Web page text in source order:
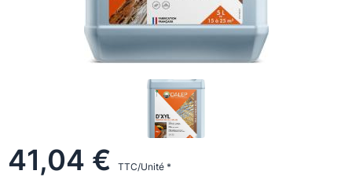
41,04 €
TTC/Unité *